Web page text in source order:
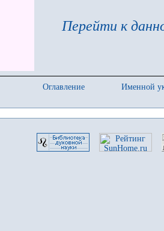
Перейти к
Оглавление
Именной